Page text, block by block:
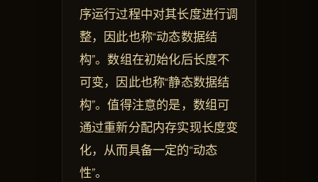
序运行过程中对其长度进行调
整，因此也称“动态数据结
构”。数组在初始化后长度不
可变，因此也称“静态数据结
构”。值得注意的是，数组可
通过重新分配内存实现长度变
化，从而具备一定的“动态
性”。